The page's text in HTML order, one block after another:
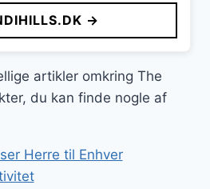
→
artikler omkring The
du kan finde nogle af
Herre til Enhver